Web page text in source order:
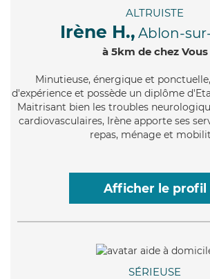
ALTRUISTE
Irène H., Ablon-
à 5km de chez Vous
Minutieuse, énergique et ponctuelle,
d'expérience et possède un diplôme
Maitrisant bien les troubles
cardiovasculaires, Irène apporte ses
repas, ménage et
Afficher le profil
SÉRIEUSE